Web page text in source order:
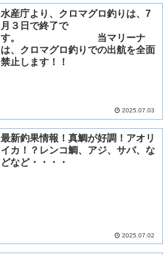
水産庁より、クロマグロ釣りは、7
月３日で終了で
す。 当マリーナ
は、クロマグロ釣りでの出航を全面
禁止します！！
2025.07.03
最新釣果情報！真鯛が好調！アオリ
イカ！？レンコ鯛、アジ、サバ、な
どなど・・・・
2025.07.02